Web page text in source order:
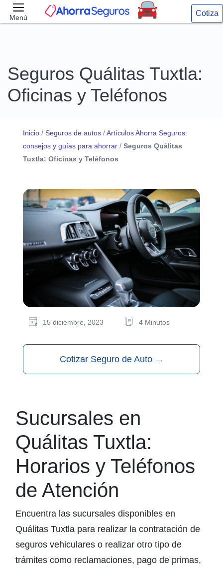
Menú Cotiza
Seguros Quálitas Tuxtla:
Oficinas y Teléfonos
Inicio / Seguros de autos /Artículos Ahorra Seguros:
consejos y guías para ahorrar / Seguros Quálitas
Tuxtla: Oficinas y Teléfonos
15 diciembre, 2023 4 Minutos
Cotizar Seguro de Auto →
Sucursales en
Quálitas Tuxtla:
Horarios y Teléfonos
de Atención
Encuentra las sucursales disponibles en
Quálitas Tuxtla para realizar la contratación de
seguros vehiculares o realizar otro tipo de
trámites como reclamaciones, pago de primas,